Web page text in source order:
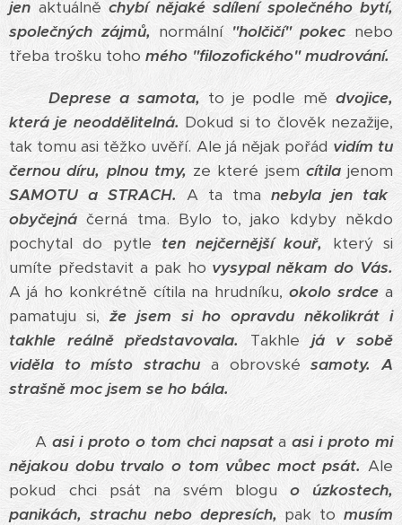
jen aktuálně chybí nějaké sdílení společného bytí,
společných zájmů, normální "holčičí" pokecnebo
třeba trošku toho mého "filozofického" mudrování.
Deprese a samota, to je podle mědvojice,
která je neoddělitelná. Dokud si to člověk nezažije,
tak tomu asi těžko uvěří. Ale já nějak pořád vidím tu
černou díru, plnou tmy, ze které jsem cítilajenom
SAMOTU a STRACH. A ta tma nebyla jen tak
obyčejná černá tma. Bylo to, jako kdyby někdo
pochytal do pytle ten nejčernější kouř,
který si
umíte představit a pak ho vysypal někam do Vás.
A já ho konkrétně cítila na hrudníku,okolo srdce a
pamatuju si, že jsem si ho opravdu několikrát i
takhle reálně představovala.
Takhle já v sobě
viděla to místo strachua obrovskésamoty.
A
strašně moc jsem se ho bála.
Aasi i proto o tom chci napsataasi i proto mi
nějakou dobu trvalo o tom vůbec moct psát. Ale
pokud chci psát na svém blogu o úzkostech,
panikách, strachu nebo depresích, pak tomusím